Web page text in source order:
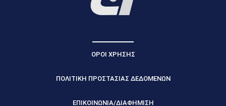
ΟΡΟΙ ΧΡΗΣΗΣ
ΠΟΛΙΤΙΚΗ ΠΡΟΣΤΑΣΙΑΣ ΔΕΔΟΜΕΝΩΝ
ΕΠΙΚΟΙΝΩΝΙΑ/ΔΙΑΦΗΜΙΣΗ